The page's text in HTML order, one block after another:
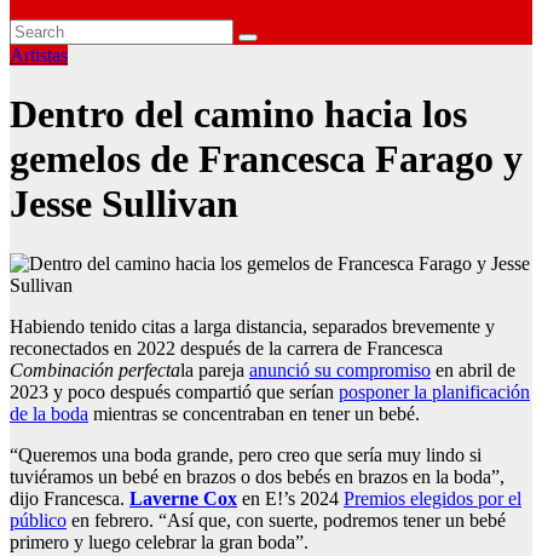
Artistas
Dentro del camino hacia los
gemelos de Francesca Farago y
Jesse Sullivan
Habiendo tenido citas a larga distancia, separados brevemente y
reconectados en 2022 después de la carrera de Francesca
Combinación perfectala pareja anunció su compromiso en abril de
2023 y poco después compartió que serían posponer la planificación
de la boda mientras se concentraban en tener un bebé.
“Queremos una boda grande, pero creo que sería muy lindo si
tuviéramos un bebé en brazos o dos bebés en brazos en la boda”,
dijo Francesca. Laverne Cox en E!’s 2024 Premios elegidos por el
público en febrero. “Así que, con suerte, podremos tener un bebé
primero y luego celebrar la gran boda”.